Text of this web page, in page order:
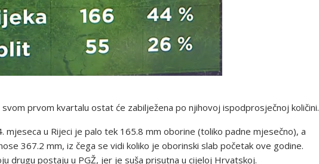
prvom kvartalu ostat će zabilježena po njihovoj ispodprosječnoj količini.
mjeseca u Rijeci je palo tek 165.8 mm oborine (toliko padne mjesečno), a
367.2 mm, iz čega se vidi koliko je oborinski slab početak ove godine.
drugu postaju u PGŽ, jer je suša prisutna u cijeloj Hrvatskoj.